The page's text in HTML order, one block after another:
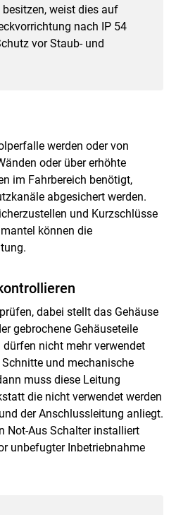
weist dies auf
nach IP 54
vor Staub- und
werden oder von
oder über erhöhte
im Fahrbereich benötigt,
abgesichert werden.
und Kurzschlüsse
können die
dabei stellt das Gehäuse
gebrochene Gehäuseteile
nicht mehr verwendet
und mechanische
muss diese Leitung
die nicht verwendet werden
der Anschlussleitung anliegt.
Not-Aus Schalter installiert
unbefugter Inbetriebnahme